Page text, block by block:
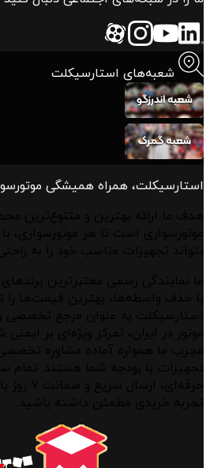
شعبه‌های استارسیکلت
استارسیکلت، همراه همیشگی